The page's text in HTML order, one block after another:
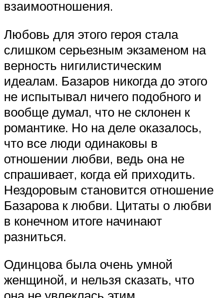
взаимоотношения.
Любовь для этого героя стала
слишком серьезным экзаменом на
верность нигилистическим
идеалам. Базаров никогда до этого
не испытывал ничего подобного и
вообще думал, что не склонен к
романтике. Но на деле оказалось,
что все люди одинаковы в
отношении любви, ведь она не
спрашивает, когда ей приходить.
Нездоровым становится отношение
Базарова к любви. Цитаты о любви
в конечном итоге начинают
разниться.
Одинцова была очень умной
женщиной, и нельзя сказать, что